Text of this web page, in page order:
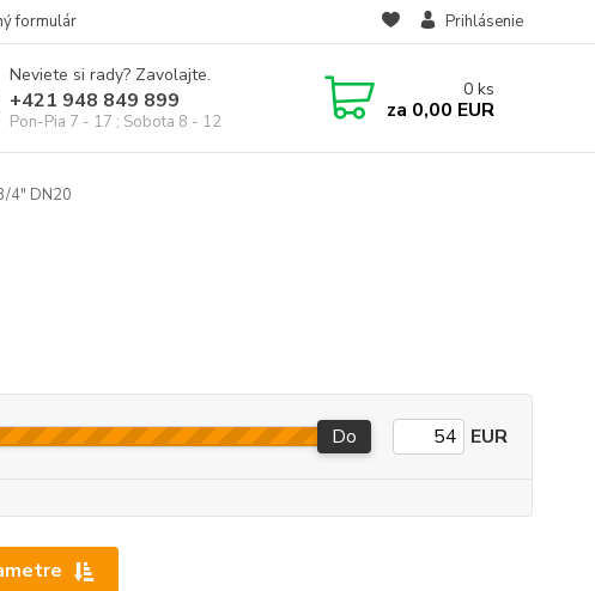
formulár Prihlásenie
Neviete si rady? Zavolajte.
+421 948 849 899
Pon-Pia 7 - 17 ; Sobota 8 - 12
0 ks
za 0,00 EUR
4" DN20
Do EUR